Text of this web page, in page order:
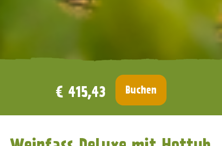
€ 415,43 Buchen